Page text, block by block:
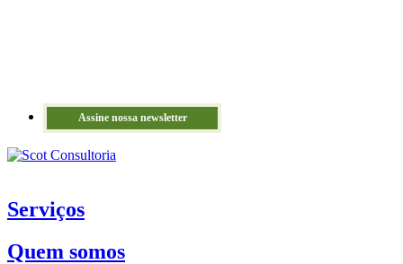
Assine nossa newsletter
Serviços
Quem somos